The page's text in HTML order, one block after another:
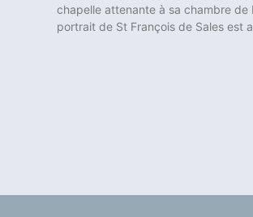
chapelle attenante à sa chambre de
portrait de St François de Sales est